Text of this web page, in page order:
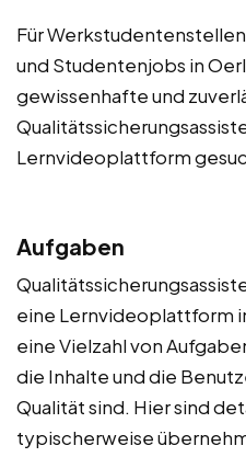
Für
und Studentenjobs in
gewissenhafte und
Lernvideoplattform
Aufgaben
eine Lernvideoplattform
eine Vielzahl von
die Inhalte und die
Qualität sind. Hier sind
typischerweise